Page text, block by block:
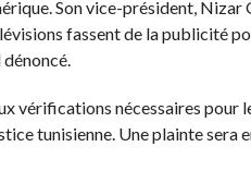
Son vice-président, Nizar
fassent de la publicité
vérifications nécessaires pour
tunisienne. Une plainte sera